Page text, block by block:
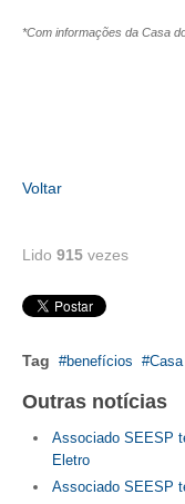
LEGISLAÇÃO
HOMOLOGAÇÕES
PISO SALARIAL
OPORTUNIDADES
APRESENTAÇÃO
EMPREGO E ESTÁGIO
*Com informações da Casa
Voltar
Lido 915 vezes
Tag benefícios
Outras notícias
Associado SEESP
Eletro
Associado SEESP